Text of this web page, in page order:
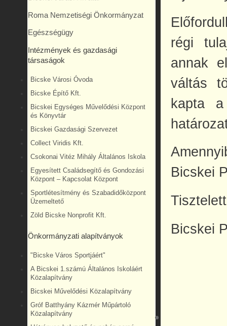
Roma Nemzetiségi Önkormányzat
Egészségügy
Intézmények és gazdasági
társaságok
Bicske Városi Óvoda
Bicske Építő Kft.
Bicskei Egységes Művelődési Központ
és Könyvtár
Bicskei Gazdasági Szervezet
Collect Viridis Kft.
Csokonai Vitéz Mihály Általános Iskola
Egyesített Családsegítő és Gondozási
Központ – Kapcsolat Központ
Sportlétesítmény és Szabadidőközpont
Üzemeltető
Zöld Bicske Nonprofit Kft.
Önkormányzati alapítványok
"Bicske Város Sportjáért"
A Bicskei 1.számú Általános Iskoláért
Közalapítvány
Bicskei Művelődési Közalapítvány
Gróf Batthyány Kázmér Műpártoló
Közalapítvány
régi
annak
váltás
kapta a
Bicskei
Bicskei